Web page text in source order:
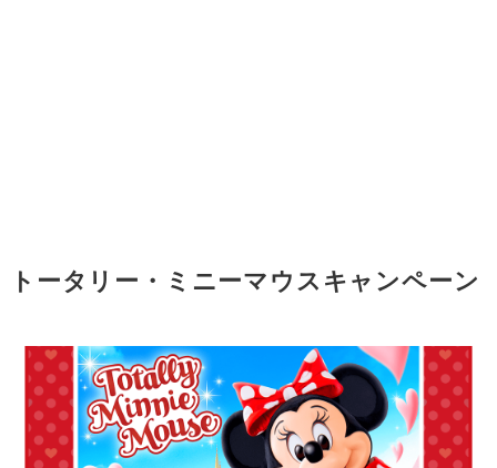
トータリー・ミニーマウスキャンペーン